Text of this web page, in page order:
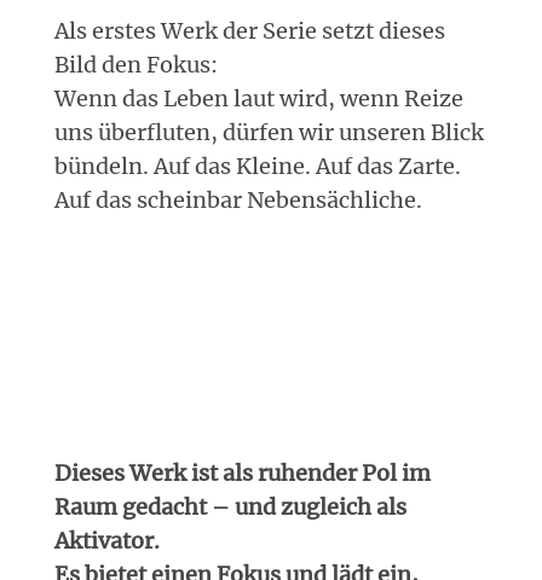
Als erstes Werk der Serie setzt dieses
Bild den Fokus:
Wenn das Leben laut wird, wenn Reize
uns überfluten, dürfen wir unseren Blick
bündeln. Auf das Kleine. Auf das Zarte.
Auf das scheinbar Nebensächliche.
Dieses Werk ist als ruhender Pol im
Raum gedacht – und zugleich als
Aktivator.